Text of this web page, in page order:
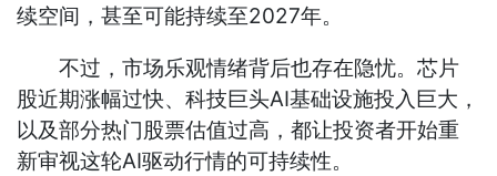
续空间，甚至可能持续至2027年。
不过，市场乐观情绪背后也存在隐忧。芯片
股近期涨幅过快、科技巨头AI基础设施投入巨大，
以及部分热门股票估值过高，都让投资者开始重
新审视这轮AI驱动行情的可持续性。